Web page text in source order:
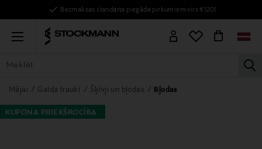
Bezmaksas standarta piegāde pirkumiem virs €120!
Menu
VISAS PRECES SIEVIETĒM VĪRIEŠIEM BĒRNIEM
Mājai Galda trauki Šķīvji un bļodas Bļodas
KUPONA PRIEKŠROCĪBA